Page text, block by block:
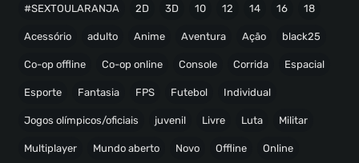
#SEXTOULARANJA 2D 3D 10 12 14 16 18
Acessório adulto Anime Aventura Ação black25
Co-op offline Co-op online Console Corrida Espacial
Esporte Fantasia FPS Futebol Individual
Jogos olímpicos/oficiais juvenil Livre Luta Militar
Multiplayer Mundo aberto Novo Offline Online